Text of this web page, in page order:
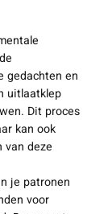
gedachten en
uitlaatklep
Dit proces
kan ook
van deze
je patronen
voor